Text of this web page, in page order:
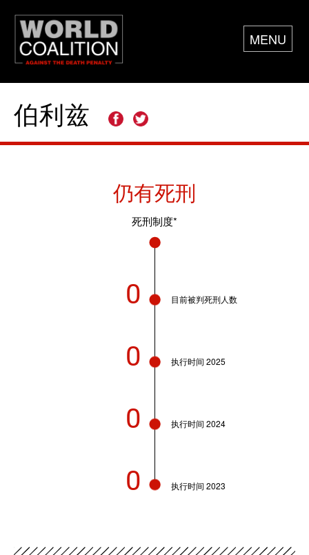
MENU
伯利兹
仍有死刑
死刑制度*
0 目前被判死刑人数
0 执行时间 2025
0 执行时间 2024
0 执行时间 2023